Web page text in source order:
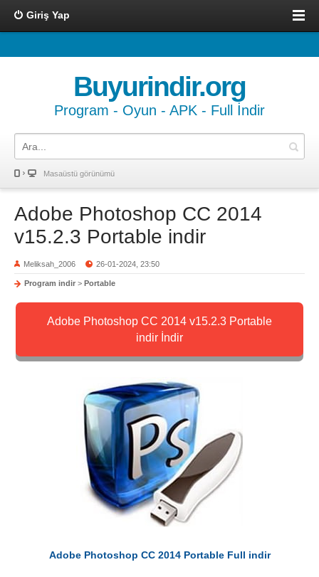
Giriş Yap
Buyurindir.org
Program - Oyun - APK - Full İndir
Masaüstü görünümü
Adobe Photoshop CC 2014
v15.2.3 Portable indir
Meliksah_2006 26-01-2024, 23:50
Program indir > Portable
Adobe Photoshop CC 2014 v15.2.3 Portable
indir İndir
Adobe Photoshop CC 2014 Portable Full indir